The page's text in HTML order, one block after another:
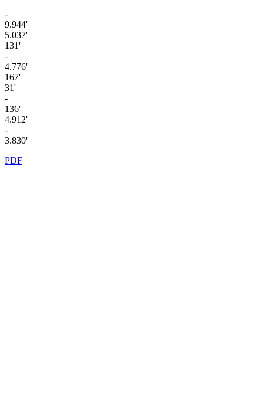
-
9.944'
5.037'
131'
-
4.776'
167'
31'
-
136'
4.912'
-
3.830'
PDF